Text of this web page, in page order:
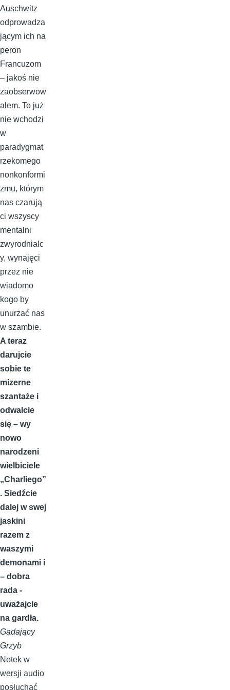
Auschwitz
odprowadza
jącym ich na
peron
Francuzom
– jakoś nie
zaobserwow
ałem. To już
nie wchodzi
w
paradygmat
rzekomego
nonkonformi
zmu, którym
nas czarują
ci wszyscy
mentalni
zwyrodnialc
y, wynajęci
przez nie
wiadomo
kogo by
unurzać nas
w szambie.
A teraz
darujcie
sobie te
mizerne
szantaże i
odwalcie
się – wy
nowo
narodzeni
wielbiciele
„Charliego”
. Siedźcie
dalej w swej
jaskini
razem z
waszymi
demonami i
– dobra
rada -
uważajcie
na gardła.
Gadający
Grzyb
Notek w
wersji audio
posłuchać